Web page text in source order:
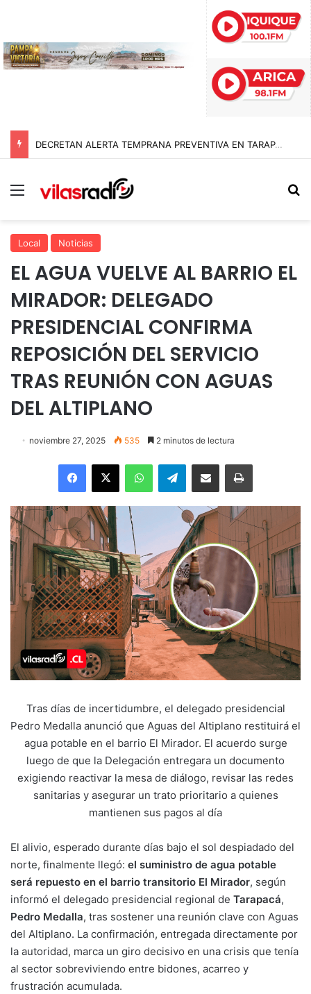
DECRETAN ALERTA TEMPRANA PREVENTIVA EN TARAPACÁ POR NEVADAS, LLUVIAS Y TORMENTAS ELÉCTRICAS
Menú
Local Noticias
EL AGUA VUELVE AL BARRIO EL
MIRADOR: DELEGADO
PRESIDENCIAL CONFIRMA
REPOSICIÓN DEL SERVICIO
TRAS REUNIÓN CON AGUAS
DEL ALTIPLANO
noviembre 27, 2025 535 2 minutos de lectura
Facebook
X WhatsAppTelegramEnviar vía email Imprimir
Tras días de incertidumbre, el delegado presidencial
Pedro Medalla anunció que Aguas del Altiplano restituirá el
agua potable en el barrio El Mirador. El acuerdo surge
luego de que la Delegación entregara un documento
exigiendo reactivar la mesa de diálogo, revisar las redes
sanitarias y asegurar un trato prioritario a quienes
mantienen sus pagos al día
El alivio, esperado durante días bajo el sol despiadado del
norte, finalmente llegó: el suministro de agua potable
será repuesto en el barrio transitorio El Mirador, según
informó el delegado presidencial regional de Tarapacá,
Pedro Medalla, tras sostener una reunión clave con Aguas
del Altiplano. La confirmación, entregada directamente por
la autoridad, marca un giro decisivo en una crisis que tenía
al sector sobreviviendo entre bidones, acarreo y
frustración acumulada.